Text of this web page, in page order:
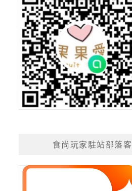
食尚玩家駐站部落客